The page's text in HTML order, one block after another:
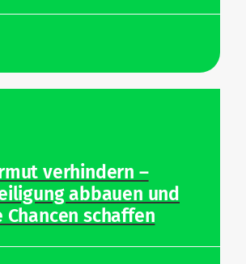
ver­hindern –
abbauen und
Chancen schaffen